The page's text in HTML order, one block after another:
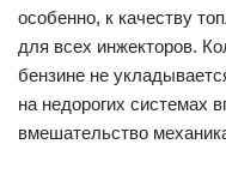
особенно, к качеству
для всех инжекторов.
бензине не
на недорогих системах
вмешательство